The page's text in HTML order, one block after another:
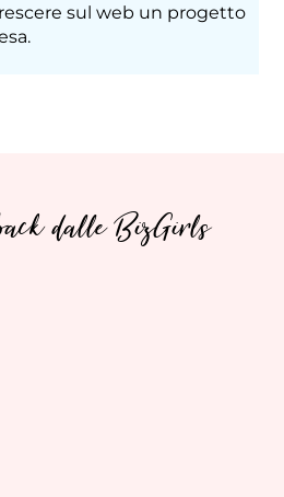
sul web un progetto
dalle BizGirls